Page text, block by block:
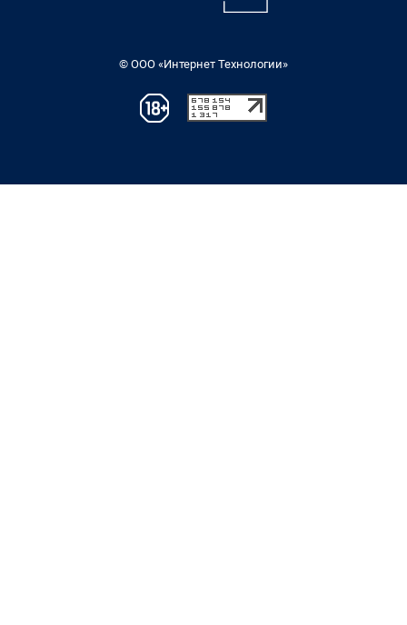
© ООО «Интернет Технологии»